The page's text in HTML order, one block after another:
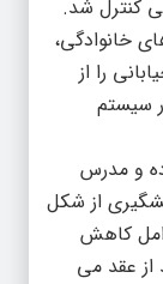
کنترل شد.
خانوادگی،
را از
سیستم
و مدرس
از شکل
کاهش
عقد می